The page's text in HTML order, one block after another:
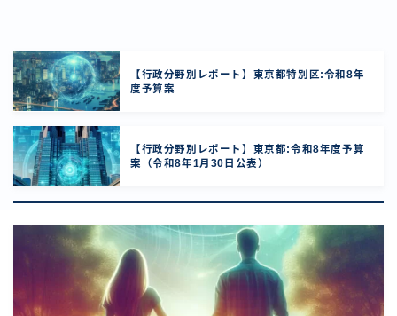
【行政分野別レポート】東京都特別区:令和8年
度予算案
【行政分野別レポート】東京都:令和8年度予算
案（令和8年1月30日公表）